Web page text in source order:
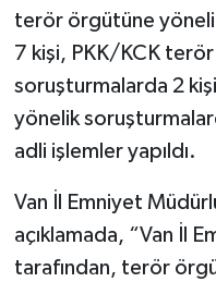
terör örgütüne
7 kişi, PKK/KCK
soruşturmalarda 2
yönelik
adli işlemler yapıldı.
Van İl Emniyet
açıklamada, “Van İl
tarafından, terör